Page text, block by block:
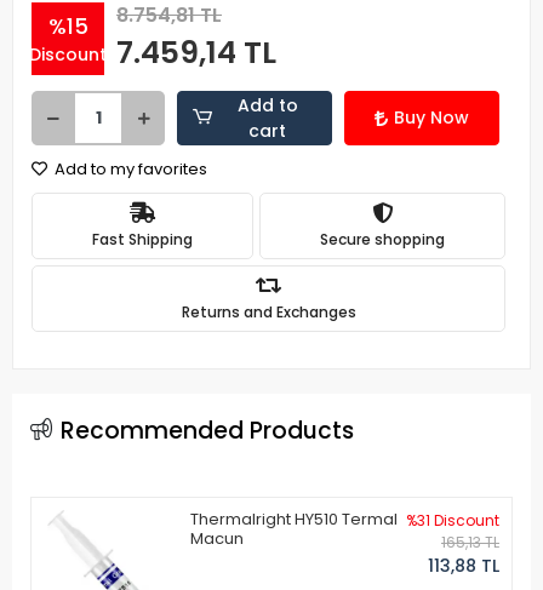
%15
Discount
8.754,81 TL
7.459,14 TL
Add to
cart
Buy Now
Add to my favorites
Fast Shipping Secure shopping
Returns and Exchanges
Recommended Products
Thermalright HY510 Termal
Macun
%31 Discount
165,13 TL
113,88 TL